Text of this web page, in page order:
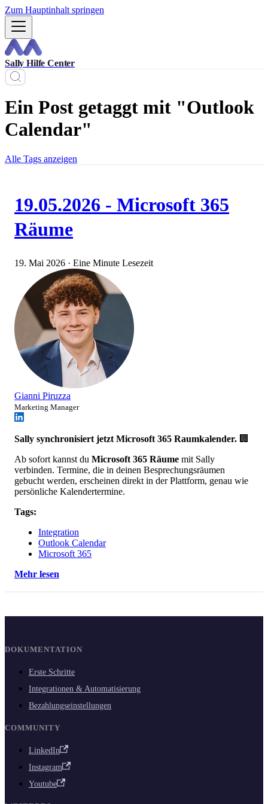
Zum Hauptinhalt springen
Sally Hilfe Center
Ein Post getaggt mit "Outlook
Calendar"
Alle Tags anzeigen
19.05.2026 - Microsoft 365
Räume
19. Mai 2026 · Eine Minute Lesezeit
Gianni Piruzza
Marketing Manager
Sally synchronisiert jetzt Microsoft 365 Raumkalender. 🏢
Ab sofort kannst du Microsoft 365 Räume mit Sally
verbinden. Termine, die in deinen Besprechungsräumen
gebucht werden, erscheinen direkt in der Plattform, genau wie
persönliche Kalendertermine.
Tags:
Integration
Outlook Calendar
Microsoft 365
Mehr lesen
DOKUMENTATION
Erste Schritte
Integrationen & Automatisierung
Bezahlungseinstellungen
COMMUNITY
LinkedIn
Instagram
Youtube